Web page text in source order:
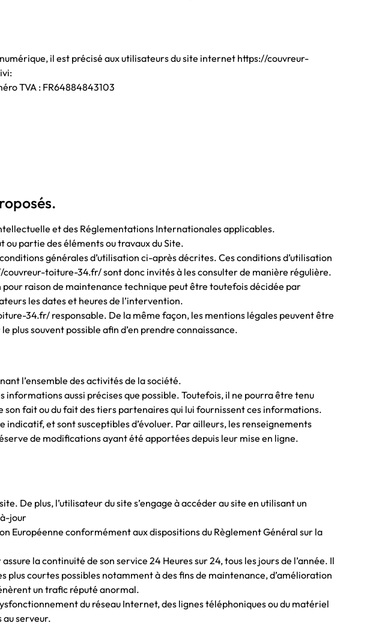
il est précisé aux utilisateurs du site internet https://couvreur-
TVA : FR64884843103
et des Réglementations Internationales applicables.
partie des éléments ou travaux du Site.
générales d’utilisation ci-après décrites. Ces conditions d’utilisation
toiture-34.fr/ sont donc invités à les consulter de manière régulière.
raison de maintenance technique peut être toutefois décidée par
les dates et heures de l’intervention.
34.fr/ responsable. De la même façon, les mentions légales peuvent être
plus souvent possible afin d’en prendre connaissance.
l’ensemble des activités de la société.
aussi précises que possible. Toutefois, il ne pourra être tenu
son fait ou du fait des tiers partenaires qui lui fournissent ces informations.
et sont susceptibles d’évoluer. Par ailleurs, les renseignements
de modifications ayant été apportées depuis leur mise en ligne.
De plus, l’utilisateur du site s’engage à accéder au site en utilisant un
jour
Européenne conformément aux dispositions du Règlement Général sur la
la continuité de son service 24 Heures sur 24, tous les jours de l’année. Il
courtes possibles notamment à des fins de maintenance, d’amélioration
un trafic réputé anormal.
du réseau Internet, des lignes téléphoniques ou du matériel
au serveur.